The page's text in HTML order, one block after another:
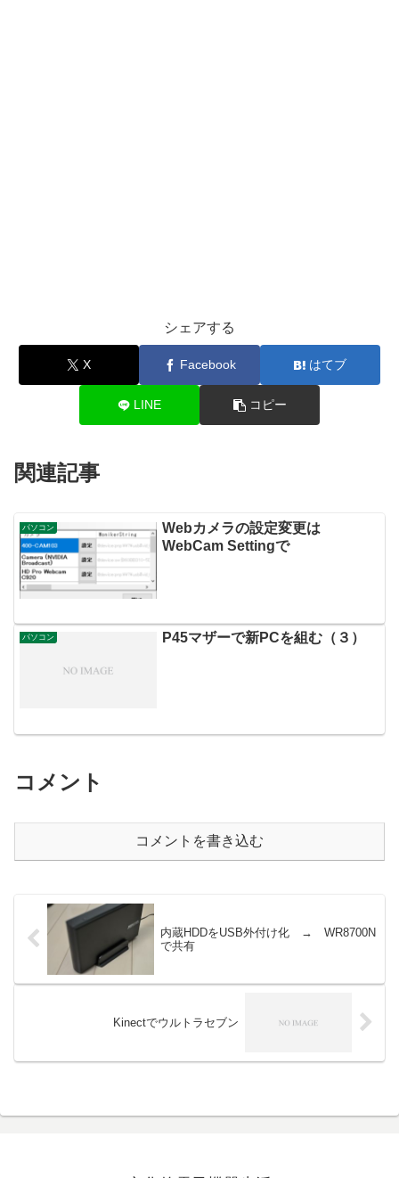
シェアする
X Facebook はてブ
LINE コピー
関連記事
パソコン
Webカメラの設定変更は
WebCam Settingで
パソコン P45マザーで新PCを組む（３）
コメント
コメントを書き込む
内蔵HDDをUSB外付け化 → WR8700N
で共有
Kinectでウルトラセブン